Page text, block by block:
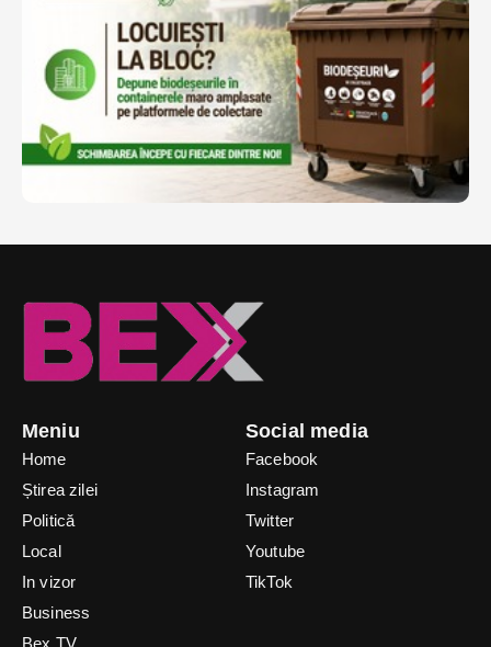
Meniu
Home
Știrea zilei
Politică
Local
In vizor
Business
Bex TV
Social media
Facebook
Instagram
Twitter
Youtube
TikTok